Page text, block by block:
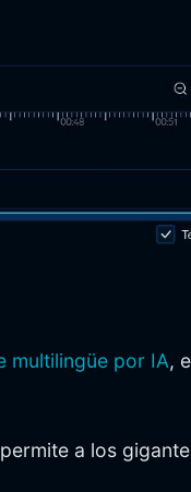
multilingüe por IA,
a los